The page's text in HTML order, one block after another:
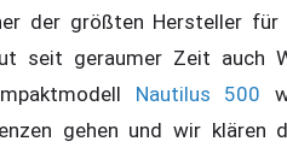
der größten Hersteller für
seit geraumer Zeit auch
Nautilus 500
gehen und wir klären